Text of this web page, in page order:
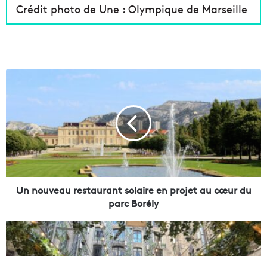
Crédit photo de Une : Olympique de Marseille
u
v
e
a
u
t
a
u
Un nouveau restaurant solaire en projet au cœur du
parc Borély
L
a
P